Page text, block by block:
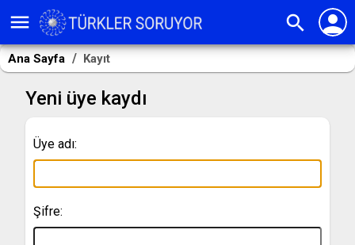
menu search person
Ana Sayfa Kayıt
Yeni üye kaydı
Üye adı:
Şifre: